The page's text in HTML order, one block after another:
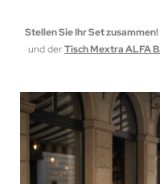
Stellen Sie Ihr Set zusammen!
und derTisch Mextra ALFA